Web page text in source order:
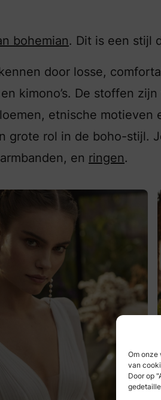
Om onze
van
Door op
bohemian. Dit is een stijl
door losse,
kimono’s. De stoffen
etnische
grote rol in de boho-stijl.
en ringen.